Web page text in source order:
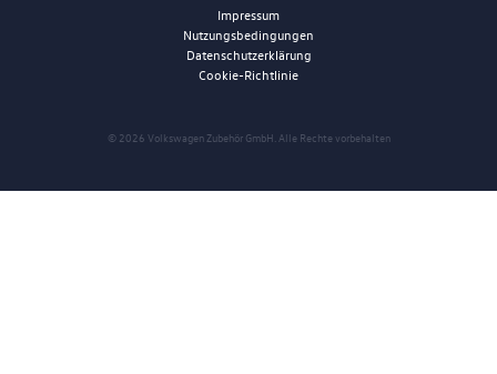
© 2026 Volkswagen Zubehör GmbH. Alle Rechte vorbehalten
Impressum
Nutzungsbedingungen
Datenschutzerklärung
Cookie-Richtlinie